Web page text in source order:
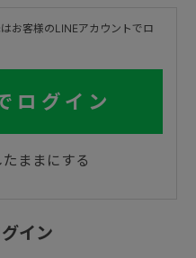
お客様のLINEアカウントでロ
ログイン
ままにする
イン